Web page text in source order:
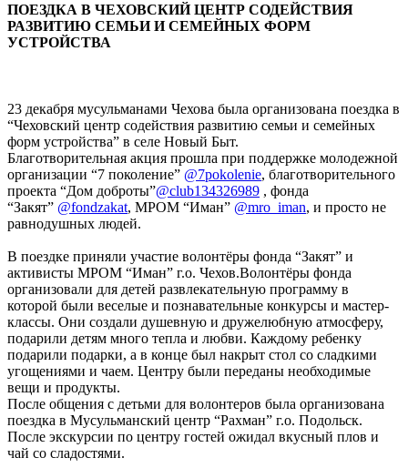
ПОЕЗДКА В ЧЕХОВСКИЙ ЦЕНТР СОДЕЙСТВИЯ
РАЗВИТИЮ СЕМЬИ И СЕМЕЙНЫХ ФОРМ
УСТРОЙСТВА
23 декабря мусульманами Чехова была организована поездка в
“Чеховский центр содействия развитию семьи и семейных
форм устройства” в селе Новый Быт.
Благотворительная акция прошла при поддержке молодежной
организации “7 поколение” @7pokolenie, благотворительного
проекта “Дом доброты”@club134326989 , фонда
“Закят” @fondzakat, МРОМ “Иман” @mro_iman, и просто не
равнодушных людей.
В поездке приняли участие волонтёры фонда “Закят” и
активисты МРОМ “Иман” г.о. Чехов.Волонтёры фонда
организовали для детей развлекательную программу в
которой были веселые и познавательные конкурсы и мастер-
классы. Они создали душевную и дружелюбную атмосферу,
подарили детям много тепла и любви. Каждому ребенку
подарили подарки, а в конце был накрыт стол со сладкими
угощениями и чаем. Центру были переданы необходимые
вещи и продукты.
После общения с детьми для волонтеров была организована
поездка в Мусульманский центр “Рахман” г.о. Подольск.
После экскурсии по центру гостей ожидал вкусный плов и
чай со сладостями.